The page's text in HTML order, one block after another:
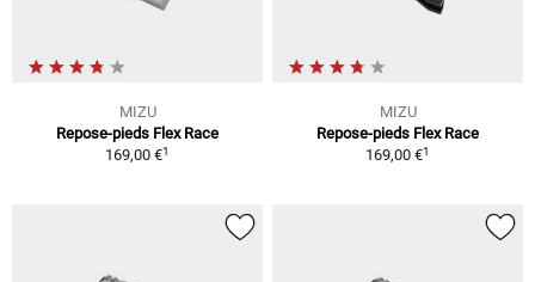
MIZU
Repose-pieds Flex Race
169,00 €1
MIZU
Repose-pieds Flex Race
169,00 €1